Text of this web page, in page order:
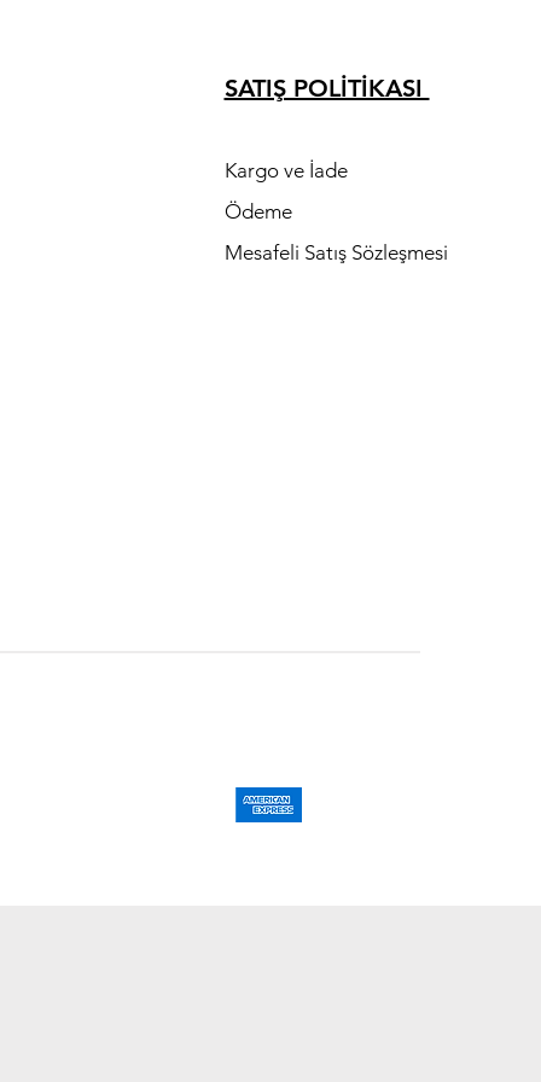
SATIŞ POLİTİKASI
Kargo ve İade
Ödeme
Mesafeli Satış Sözleşmesi